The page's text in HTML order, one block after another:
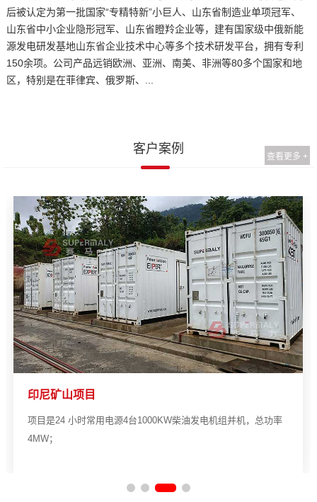
后被认定为第一批国家“专精特新”小巨人、山东省制造业单项冠军、
山东省中小企业隐形冠军、山东省瞪羚企业等，建有国家级中俄新能
源发电研发基地山东省企业技术中心等多个技术研发平台，拥有专利
150余项。公司产品远销欧洲、亚洲、南美、非洲等80多个国家和地
区，特别是在菲律宾、俄罗斯、...
客户案例
查看更多 +
印尼矿山项目
项目是24 小时常用电源4台1000KW柴油发电机组并机，总功率
4MW；